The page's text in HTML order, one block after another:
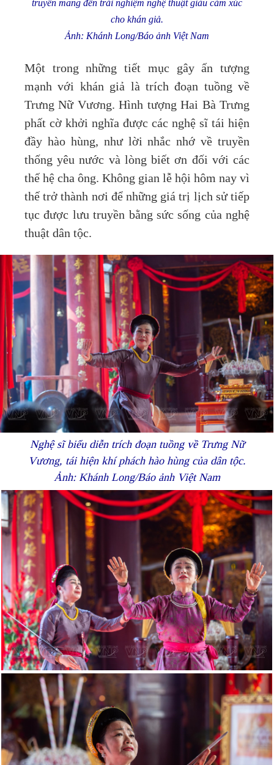
truyền mang đến trải nghiệm nghệ thuật giàu cảm xúc
cho khán giả.
Ảnh: Khánh Long/Báo ảnh Việt Nam
Một trong những tiết mục gây ấn tượng
mạnh với khán giả là trích đoạn tuồng về
Trưng Nữ Vương. Hình tượng Hai Bà Trưng
phất cờ khởi nghĩa được các nghệ sĩ tái hiện
đầy hào hùng, như lời nhắc nhớ về truyền
thống yêu nước và lòng biết ơn đối với các
thế hệ cha ông. Không gian lễ hội hôm nay vì
thế trở thành nơi để những giá trị lịch sử tiếp
tục được lưu truyền bằng sức sống của nghệ
thuật dân tộc.
Nghệ sĩ biểu diễn trích đoạn tuồng về Trưng Nữ
Vương, tái hiện khí phách hào hùng của dân tộc.
Ảnh: Khánh Long/Báo ảnh Việt Nam